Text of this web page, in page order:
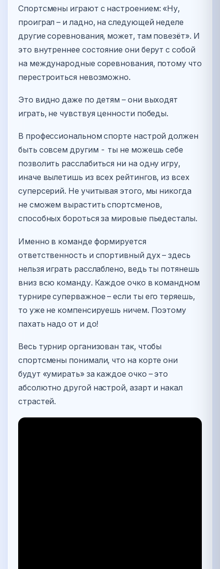
Спортсмены играют с настроением: «Ну,
проиграл – и ладно, на следующей неделе
другие соревнования, может, там повезёт». И
это внутреннее состояние они берут с собой
на международные соревнования, потому что
перестроиться невозможно.
Это видно даже по детям – они выходят
играть, не чувствуя ценности победы.
В профессиональном спорте настрой должен
быть совсем другим - ты не можешь себе
позволить расслабиться ни на одну игру,
иначе вылетишь из всех рейтингов, из всех
суперсерий. Не учитывая этого, мы никогда
не сможем вырастить спортсменов,
способных бороться за мировые пьедесталы.
Именно в команде формируется
ответственность и спортивный дух – здесь
нельзя играть расслаблено, ведь ты потянешь
вниз всю команду. Каждое очко в командном
турнире суперважное – если ты его теряешь,
то уже не компенсируешь ничем. Поэтому
пахать надо от и до!
Весь турнир организован так, чтобы
спортсмены понимали, что на корте они
будут «умирать» за каждое очко – это
абсолютно другой настрой, азарт и накал
страстей.